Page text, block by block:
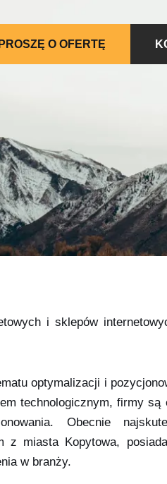
PROSZĘ O OFERTĘ
i sklepów
optymalizacji i
technologicznym, firmy
Obecnie
z miasta Kopytowa,
w branży.